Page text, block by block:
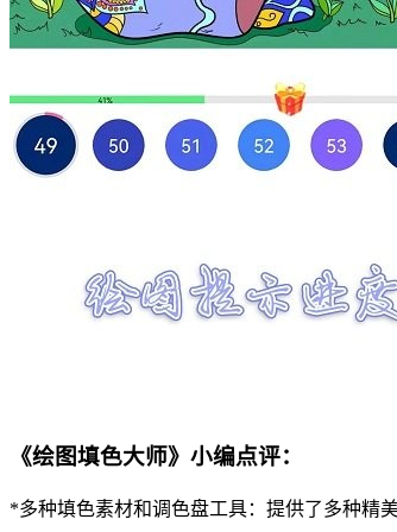
《绘图填色大师》小编点评：
*多种填色素材和调色盘工具：提供了多种精